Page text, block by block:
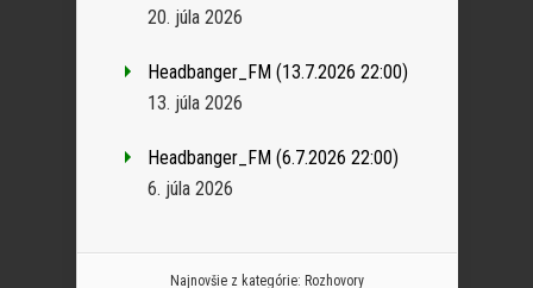
20. júla 2026
Headbanger_FM (13.7.2026 22:00)
13. júla 2026
Headbanger_FM (6.7.2026 22:00)
6. júla 2026
Najnovšie z kategórie: Rozhovory